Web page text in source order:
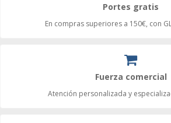
Portes gratis
En compras superiores a 150€, con
Fuerza comercial
Atención personalizada y